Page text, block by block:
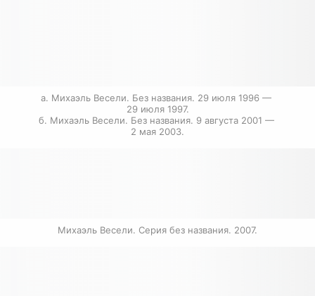
a. Михаэль Весели. Без названия. 29 июля 1996 —
29 июля 1997.
б. Михаэль Весели. Без названия. 9 августа 2001 —
2 мая 2003.
Михаэль Весели. Серия без названия. 2007.